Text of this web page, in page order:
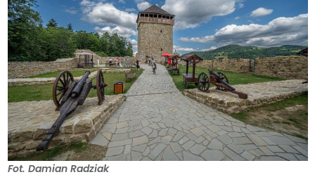
Fot. Damian Radziak